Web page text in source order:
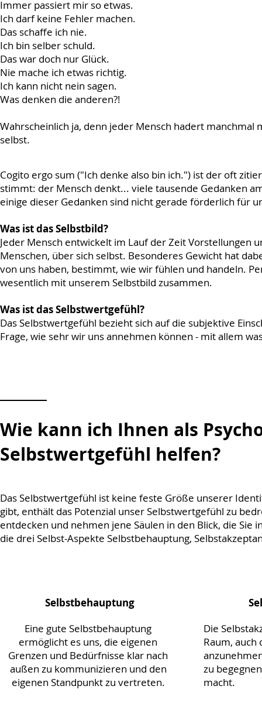
Immer passiert mir so etwas.
Ich darf keine Fehler machen.
Das schaffe ich nie.
Ich bin selber schuld.
Das war doch nur Glück.
Nie mache ich etwas richtig.
Ich kann nicht nein sagen.
Was denken die anderen?!
Wahrscheinlich ja, denn jeder Mensch hadert manchmal
selbst.
Cogito ergo sum ("Ich denke also bin ich.") ist der oft
stimmt: der Mensch denkt... viele tausende Gedanken
einige dieser Gedanken sind nicht gerade förderlich für
Was ist das Selbstbild?
Jeder Mensch entwickelt im Lauf der Zeit Vorstellungen
Menschen, über sich selbst. Besonderes Gewicht hat
von uns haben, bestimmt, wie wir fühlen und handeln.
wesentlich mit unserem Selbstbild zusammen.
Was ist das Selbstwertgefühl?
Das Selbstwertgefühl bezieht sich auf die subjektive
Frage, wie sehr wir uns annehmen können - mit allem
Wie kann ich Ihnen als
Selbstwertgefühl helfen?
Das Selbstwertgefühl ist keine feste Größe unserer
gibt, enthält das Potenzial unser Selbstwertgefühl zu
entdecken und nehmen jene Säulen in den Blick, die
die drei Selbst-Aspekte Selbstbehauptung,
Selbstbehauptung
Eine gute Selbstbehauptung
ermöglicht es uns, die eigenen
Grenzen und Bedürfnisse klar nach
außen zu kommunizieren und den
eigenen Standpunkt zu vertreten.
Die
Raum, auch
zu
macht.